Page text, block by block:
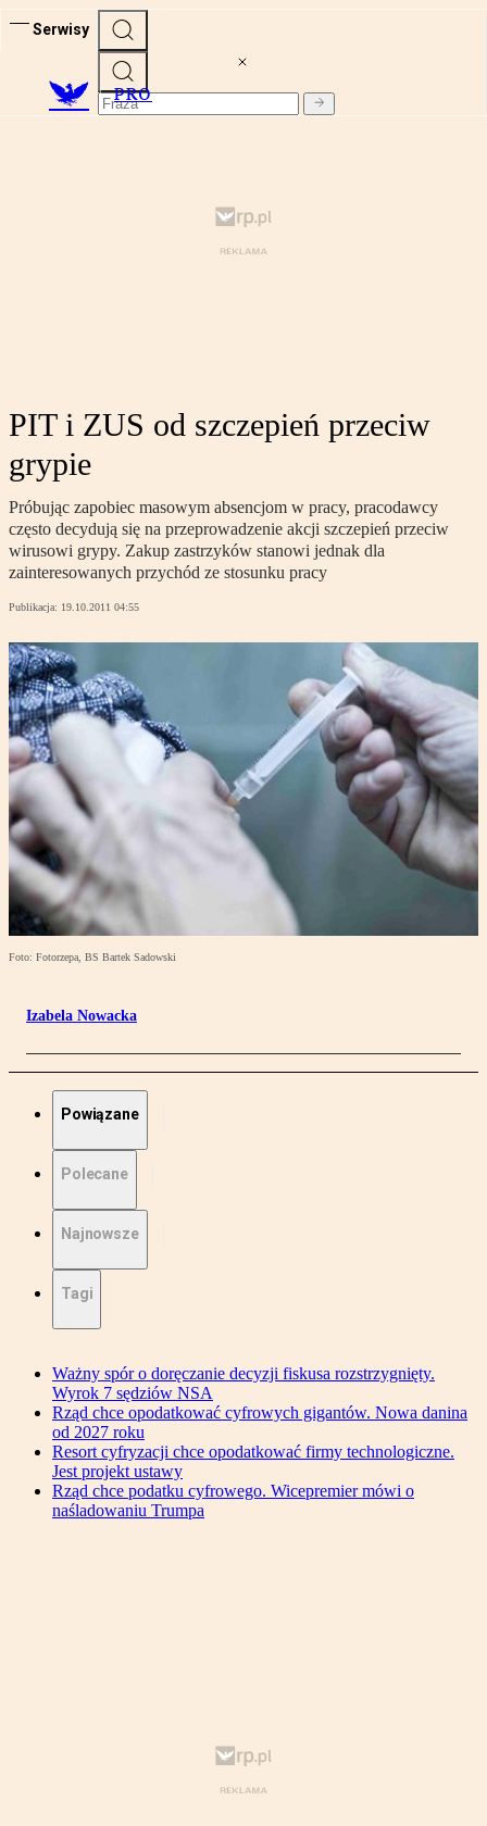
Serwisy
PRO
PIT i ZUS od szczepień przeciw
grypie
Próbując zapobiec masowym absencjom w pracy, pracodawcy
często decydują się na przeprowadzenie akcji szczepień przeciw
wirusowi grypy. Zakup zastrzyków stanowi jednak dla
zainteresowanych przychód ze stosunku pracy
Publikacja: 19.10.2011 04:55
Foto: Fotorzepa, BS Bartek Sadowski
Izabela Nowacka
Powiązane
Polecane
Najnowsze
Tagi
Ważny spór o doręczanie decyzji fiskusa rozstrzygnięty.
Wyrok 7 sędziów NSA
Rząd chce opodatkować cyfrowych gigantów. Nowa danina
od 2027 roku
Resort cyfryzacji chce opodatkować firmy technologiczne.
Jest projekt ustawy
Rząd chce podatku cyfrowego. Wicepremier mówi o
naśladowaniu Trumpa